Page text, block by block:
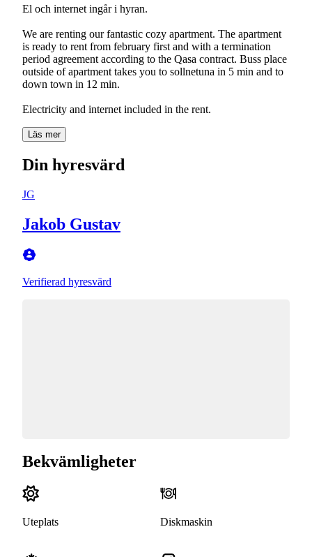
El och internet ingår i hyran.
We are renting our fantastic cozy apartment. The apartment
is ready to rent from february first and with a termination
period agreement according to the Qasa contract. Buss place
outside of apartment takes you to sollnetuna in 5 min and to
down town in 12 min.
Electricity and internet included in the rent.
Läs mer
Din hyresvärd
JG
Jakob Gustav
Verifierad hyresvärd
Bekvämligheter
Uteplats Diskmaskin